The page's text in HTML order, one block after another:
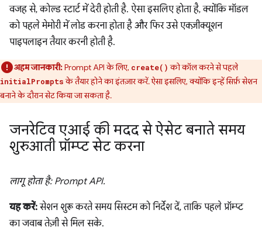
वजह से, कोल्ड स्टार्ट में देरी होती है. ऐसा इसलिए होता है, क्योंकि मॉडल
को पहले मेमोरी में लोड करना होता है और फिर उसे एक्ज़ीक्यूशन
पाइपलाइन तैयार करनी होती है.
अहम जानकारी:Prompt API के लिए, create() को कॉल करने से पहले
initialPromptsके तैयार होने का इंतज़ार करें. ऐसा इसलिए, क्योंकि इन्हें सिर्फ़ सेशन
बनाने के दौरान सेट किया जा सकता है.
जनरेटिव एआई की मदद से ऐसेट बनाते समय
शुरुआती प्रॉम्प्ट सेट करना
लागू होता है: Prompt API.
यह करें:सेशन शुरू करते समय सिस्टम को निर्देश दें, ताकि पहले प्रॉम्प्ट
का जवाब तेज़ी से मिल सके.